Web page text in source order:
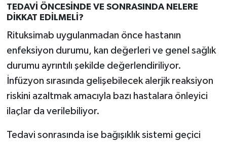
TEDAVİ ÖNCESİNDE VE SONRASINDA NELERE
DİKKAT EDİLMELİ?
Rituksimab uygulanmadan önce hastanın
enfeksiyon durumu, kan değerleri ve genel sağlık
durumu ayrıntılı şekilde değerlendiriliyor.
İnfüzyon sırasında gelişebilecek alerjik reaksiyon
riskini azaltmak amacıyla bazı hastalara önleyici
ilaçlar da verilebiliyor.
Tedavi sonrasında ise bağışıklık sistemi geçici